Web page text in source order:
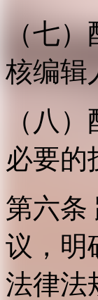
（七
核编辑
（八
必要的
第六条
议，明
法律法